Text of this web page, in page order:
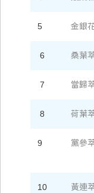
5 金銀
6 桑葉
7 當歸
8 荷葉
9 黨參
10 黃連